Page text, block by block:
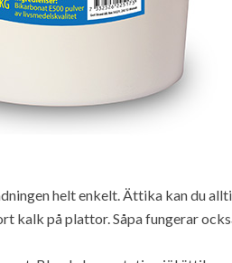
helt enkelt. Ättika kan du
kalk på plattor. Såpa fungerar